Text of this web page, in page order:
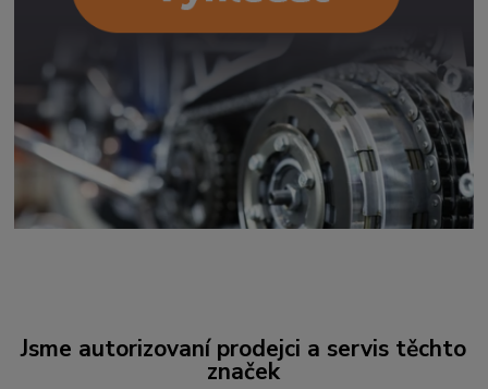
Jsme autorizovaní prodejci a servis těchto
značek